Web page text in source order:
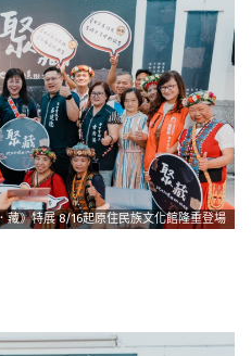
藏》特展 8/16起原住民族文化館隆重登場